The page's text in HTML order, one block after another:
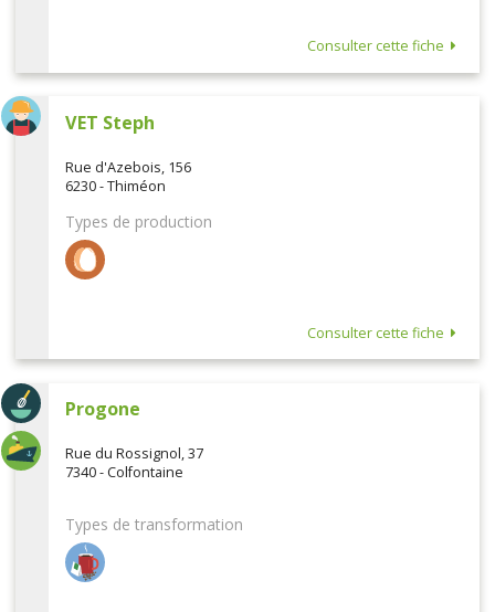
Consulter cette fiche
VET Steph
Rue d'Azebois, 156
6230 - Thiméon
Types de production
Consulter cette fiche
Progone
Rue du Rossignol, 37
7340 - Colfontaine
Types de transformation